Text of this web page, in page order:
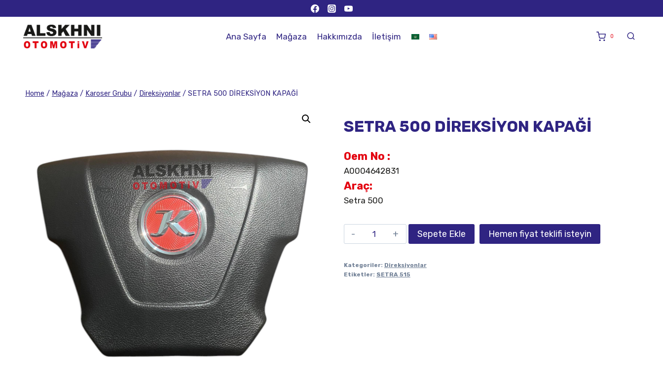
Ana Sayfa Mağaza Hakkımızda İletişim 0
Home / Mağaza / Karoser Grubu / Direksiyonlar / SETRA 500 DİREKSİYON KAPAĞİ
SETRA 500 DİREKSİYON KAPAĞİ
Oem No :
A0004642831
Araç:
Setra 500
Sepete Ekle Hemen fiyat teklifi isteyin
Kategoriler: Direksiyonlar
Etiketler: SETRA 515